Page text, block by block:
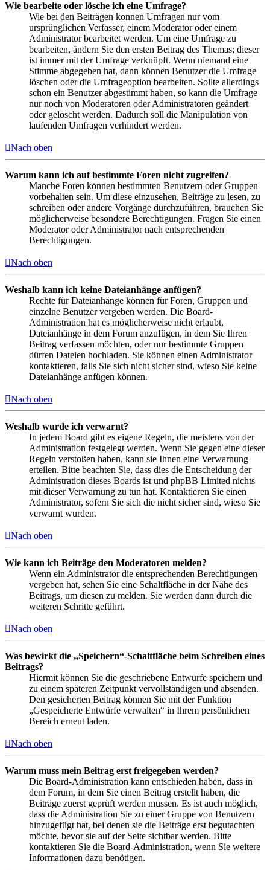
Wie bearbeite oder lösche ich eine Umfrage?
Wie bei den Beiträgen können Umfragen nur vom
ursprünglichen Verfasser, einem Moderator oder einem
Administrator bearbeitet werden. Um eine Umfrage zu
bearbeiten, ändern Sie den ersten Beitrag des Themas; dieser
ist immer mit der Umfrage verknüpft. Wenn niemand eine
Stimme abgegeben hat, dann können Benutzer die Umfrage
löschen oder die Umfrageoption bearbeiten. Sollte allerdings
schon ein Benutzer abgestimmt haben, so kann die Umfrage
nur noch von Moderatoren oder Administratoren geändert
oder gelöscht werden. Dadurch soll die Manipulation von
laufenden Umfragen verhindert werden.
Nach oben
Warum kann ich auf bestimmte Foren nicht zugreifen?
Manche Foren können bestimmten Benutzern oder Gruppen
vorbehalten sein. Um diese einzusehen, Beiträge zu lesen, zu
schreiben oder andere Vorgänge durchzuführen, brauchen Sie
möglicherweise besondere Berechtigungen. Fragen Sie einen
Moderator oder Administrator nach entsprechenden
Berechtigungen.
Nach oben
Weshalb kann ich keine Dateianhänge anfügen?
Rechte für Dateianhänge können für Foren, Gruppen und
einzelne Benutzer vergeben werden. Die Board-
Administration hat es möglicherweise nicht erlaubt,
Dateianhänge in dem Forum anzufügen, in dem Sie Ihren
Beitrag verfassen möchten, oder nur bestimmte Gruppen
dürfen Dateien hochladen. Sie können einen Administrator
kontaktieren, falls Sie sich nicht sicher sind, wieso Sie keine
Dateianhänge anfügen können.
Nach oben
Weshalb wurde ich verwarnt?
In jedem Board gibt es eigene Regeln, die meistens von der
Administration festgelegt werden. Wenn Sie gegen eine dieser
Regeln verstoßen haben, kann sie Ihnen eine Verwarnung
erteilen. Bitte beachten Sie, dass dies die Entscheidung der
Administration dieses Boards ist und phpBB Limited nichts
mit dieser Verwarnung zu tun hat. Kontaktieren Sie einen
Administrator, sofern Sie sich die nicht sicher sind, wieso Sie
verwarnt wurden.
Nach oben
Wie kann ich Beiträge den Moderatoren melden?
Wenn ein Administrator die entsprechenden Berechtigungen
vergeben hat, sehen Sie eine Schaltfläche in der Nähe des
Beitrags, um diesen zu melden. Sie werden dann durch die
weiteren Schritte geführt.
Nach oben
Was bewirkt die „Speichern“-Schaltfläche beim Schreiben eines
Beitrags?
Hiermit können Sie die geschriebene Entwürfe speichern und
zu einem späteren Zeitpunkt vervollständigen und absenden.
Den gesicherten Beitrag können Sie mit der Funktion
„Gespeicherte Entwürfe verwalten“ in Ihrem persönlichen
Bereich erneut laden.
Nach oben
Warum muss mein Beitrag erst freigegeben werden?
Die Board-Administration kann entschieden haben, dass in
dem Forum, in dem Sie einen Beitrag erstellt haben, die
Beiträge zuerst geprüft werden müssen. Es ist auch möglich,
dass die Administration Sie zu einer Gruppe von Benutzern
hinzugefügt hat, bei denen sie die Beiträge erst begutachten
möchte, bevor sie auf der Seite sichtbar werden. Bitte
kontaktieren Sie die Board-Administration, wenn Sie weitere
Informationen dazu benötigen.